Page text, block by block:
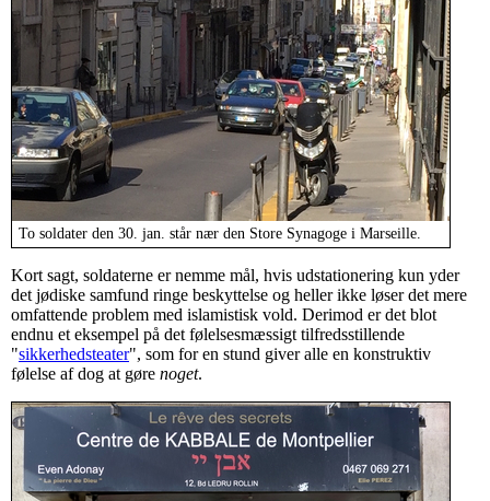
To soldater den 30. jan. står nær den Store Synagoge i Marseille.
Kort sagt, soldaterne er nemme mål, hvis udstationering kun yder
det jødiske samfund ringe beskyttelse og heller ikke løser det mere
omfattende problem med islamistisk vold. Derimod er det blot
endnu et eksempel på det følelsesmæssigt tilfredsstillende
"sikkerhedsteater", som for en stund giver alle en konstruktiv
følelse af dog at gøre noget.